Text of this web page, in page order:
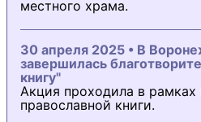
местного храма.
30 апреля 2025 • В
завершилась
книгу"
Акция проходила в рамках
православной книги.